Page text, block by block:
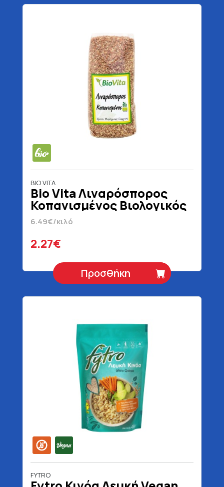
BIO VITA
Bio Vita Λιναρόσπορος
Κοπανισμένος Βιολογικός
350 gr
6.49€/κιλό
2.27€
Προσθήκη
FYTRO